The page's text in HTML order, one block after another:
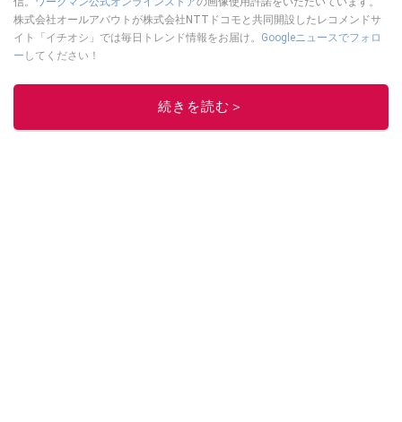
株式会社オールアバウトが株式会社NTTドコモと共同開設したレコメンドサ
イト「イチオシ」では毎日トレンド情報をお届け。 Googleニュースでフォロ
ー してください！
このイチオシストの他の記事を読む
続きを読む＞